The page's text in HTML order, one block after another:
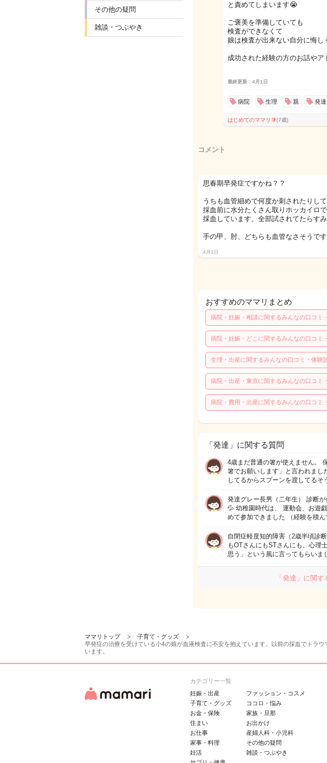
その他の疑問
雑談・つぶやき
と責めてしまいます😭
ご褒美を準備していても
検査ができなくて
娘は検査が出来ない自分に悔し
成功された経験の方のお話や
最終更新：4月1日
病院 生理 親 発達
はじめてのママリ🔰(7歳)
コメント
思春期早発症ですかね？？
うちも血管細めで何度か刺されたりし
採血前に水分たくさん取りホッカイロ
採血しています。全部試されてたらす
手の甲、肘、どちらも血管なさそうで
4月1日
おすすめのママリまとめ
病院・妊娠・相談に関するみんなの口コミ
病院・妊娠・どこに関するみんなの口コミ
生理・出産に関するみんなの口コミ・体験
病院・出産・東京に関するみんなの口コミ
病院・費用・出産に関するみんなの口コミ
「発達」に関する質問
4歳まだ普通の箸が使えません。
箸でお願いします」と言われまし
してるからスプーンを渡してる
発達グレー長男（二年生） 診断
💦 幼稚園時代は、 運動会、お遊
めて参加できました （経験を積
自閉症軽度知的障害（2歳半頃診
もOTさんにもSTさんにも、心理
思う」という風に言ってもらい
「発達」に関
ママリトップ
子育て・グッズ
早発症の治療を受けている小4の娘が血液検査に不安を抱えています。以前の採血でトラ
います。
カテゴリー一覧
妊娠・出産
子育て・グッズ
お金・保険
住まい
お仕事
家事・料理
妊活
ファッション・コスメ
ココロ・悩み
家族・旦那
お出かけ
産婦人科・小児科
その他の疑問
雑談・つぶやき